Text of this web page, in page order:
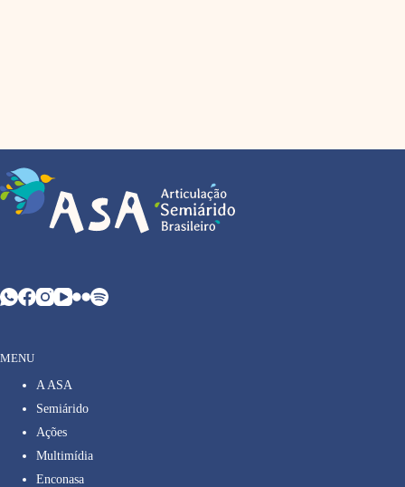
MENU
A ASA
Semiárido
Ações
Multimídia
Enconasa